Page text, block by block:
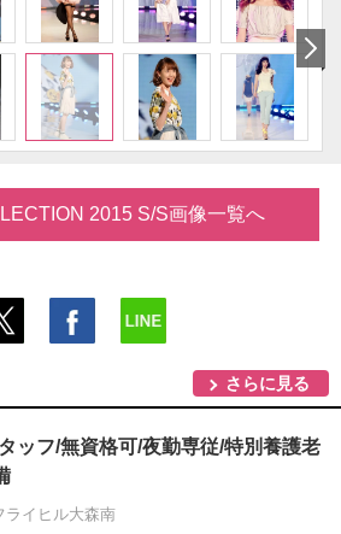
2015 S/S画像一覧へ
さらに見る
ッフ/無資格可/夜勤専従/特別養護老
ライヒル大森南